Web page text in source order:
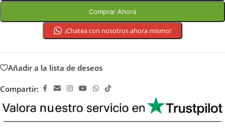
Comprar Ahora
¡Chatea con nosotros ahora mismo!
Añadir a la lista de deseos
Compartir: